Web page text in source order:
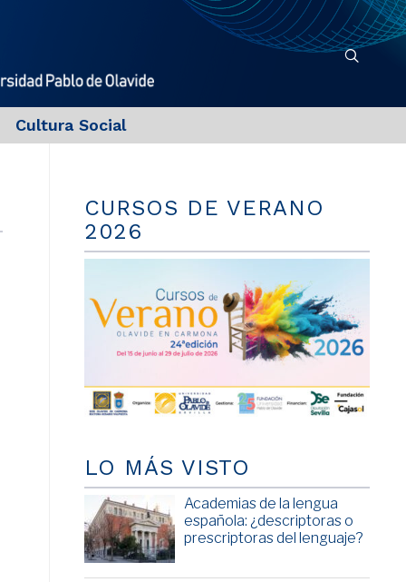
Cultura Social
CURSOS DE VERANO
2026
LO MÁS VISTO
Academias de la lengua
española: ¿descriptoras o
prescriptoras del lenguaje?